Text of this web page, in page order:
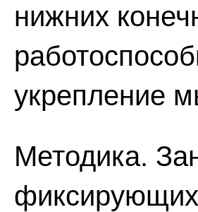
нижних
укрепление
Методика.
фиксирующих